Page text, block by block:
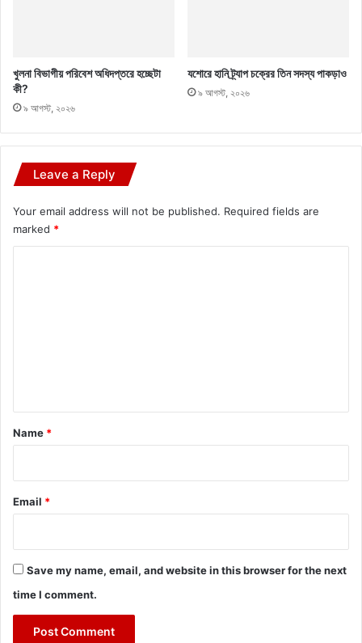
খুলনা বিভাগীয় পরিবেশ অধিদপ্তরে হচ্ছেটা
কী?
৯ আগস্ট, ২০২৬
যশোরে হানি ট্র্যাপ চক্রের তিন সদস্য পাকড়াও
৯ আগস্ট, ২০২৬
Leave a Reply
Your email address will not be published. Required fields are
marked *
*
Name *
Email *
Save my name, email, and website in this browser for the next
time I comment.